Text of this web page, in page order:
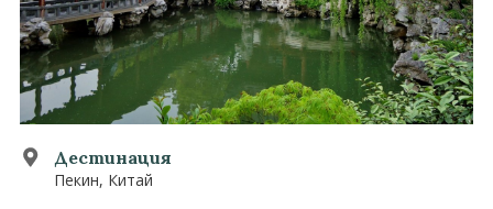
Екзотични
0882 907 335 Запитване
Последвайте ни
Дестинация
Пекин, Китай